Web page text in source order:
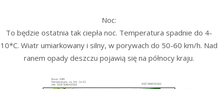
Noc:
To będzie ostatnia tak ciepła noc. Temperatura spadnie do 4-
10*C. Wiatr umiarkowany i silny, w porywach do 50-60 km/h. Nad
ranem opady deszczu pojawią się na północy kraju.